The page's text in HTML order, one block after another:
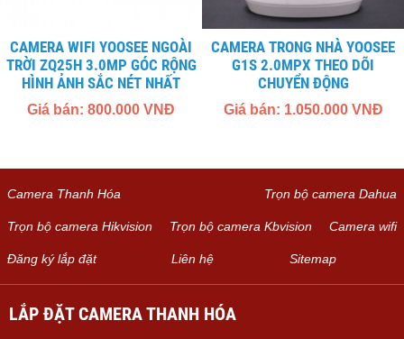
CAMERA WIFI YOOSEE NGOÀI
TRỜI ZQ25H 3.0MP GÓC RỘNG
HÌNH ẢNH SẮC NÉT NHẤT
Giá bán: 800.000 VNĐ
CAMERA TRONG NHÀ YOOSEE
G1S 2.0MPX THEO DÕI
CHUYỂN ĐỘNG
Giá bán: 1.050.000 VNĐ
Camera Thanh Hóa Trọn bộ camera Dahua
Trọn bộ camera Hikvision Trọn bộ camera Kbvision Camera wifi
Đăng ký lắp đặt Liên hệ Sitemap
LẮP ĐẶT CAMERA THANH HÓA